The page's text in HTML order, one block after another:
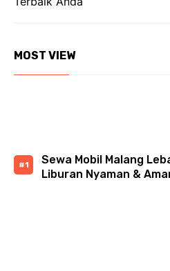
MOST VIEW
Sewa Mobil Malang
Liburan Nyaman &